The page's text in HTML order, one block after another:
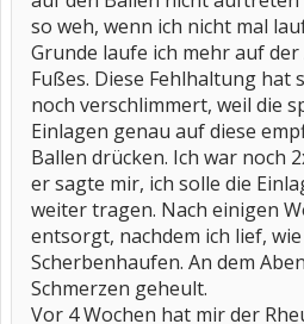
so weh, wenn ich nicht mal
Grunde laufe ich mehr auf
Fußes. Diese Fehlhaltung hat
noch verschlimmert, weil die
Einlagen genau auf diese
Ballen drücken. Ich war noch
er sagte mir, ich solle die
weiter tragen. Nach einigen
entsorgt, nachdem ich lief,
Scherbenhaufen. An dem
Schmerzen geheult.
Vor 4 Wochen hat mir der